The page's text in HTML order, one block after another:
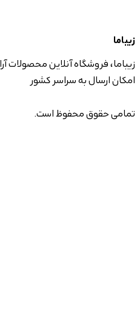
زیباما
زیباما، فروشگاه آنلاین محصولات
امکان ارسال به سراسر کشور
تمامی حقوق محفوظ است.